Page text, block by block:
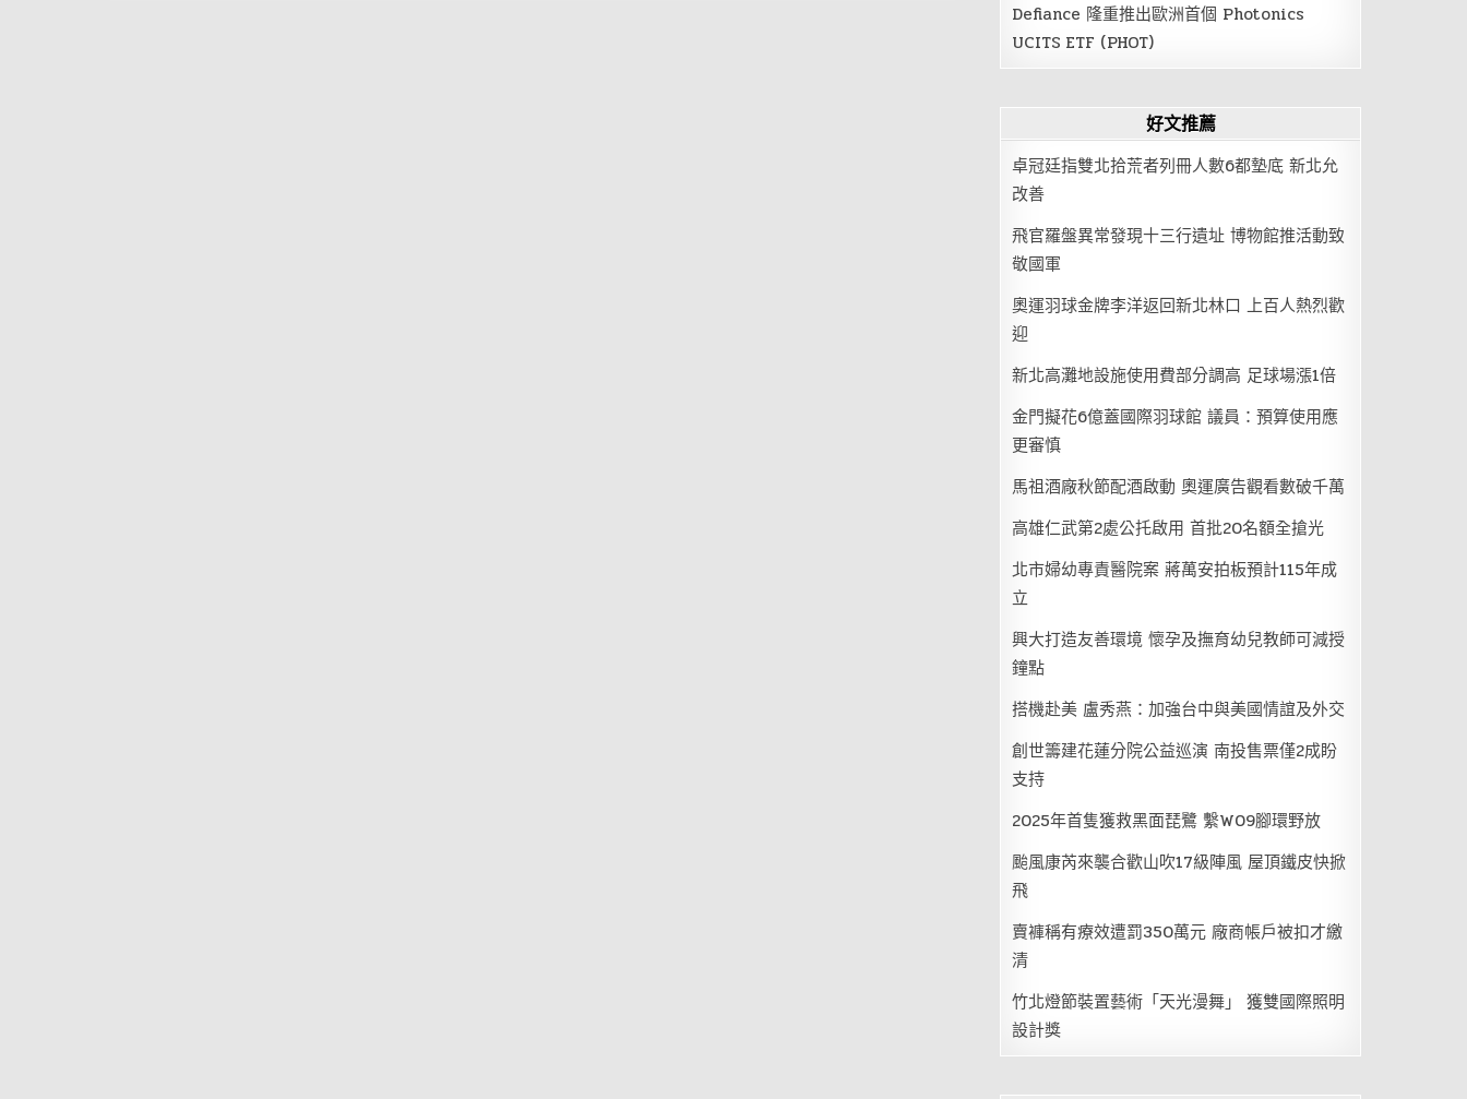
Defiance 隆重推出歐洲首個 Photonics
UCITS ETF (PHOT)
好文推薦
卓冠廷指雙北拾荒者列冊人數6都墊底 新北允
改善
飛官羅盤異常發現十三行遺址 博物館推活動致
敬國軍
奧運羽球金牌李洋返回新北林口 上百人熱烈歡
迎
新北高灘地設施使用費部分調高 足球場漲1倍
金門擬花6億蓋國際羽球館 議員：預算使用應
更審慎
馬祖酒廠秋節配酒啟動 奧運廣告觀看數破千萬
高雄仁武第2處公托啟用 首批20名額全搶光
北市婦幼專責醫院案 蔣萬安拍板預計115年成
立
興大打造友善環境 懷孕及撫育幼兒教師可減授
鐘點
搭機赴美 盧秀燕：加強台中與美國情誼及外交
創世籌建花蓮分院公益巡演 南投售票僅2成盼
支持
2025年首隻獲救黑面琵鷺 繫W09腳環野放
颱風康芮來襲合歡山吹17級陣風 屋頂鐵皮快掀
飛
賣褲稱有療效遭罰350萬元 廠商帳戶被扣才繳
清
竹北燈節裝置藝術「天光漫舞」 獲雙國際照明
設計獎